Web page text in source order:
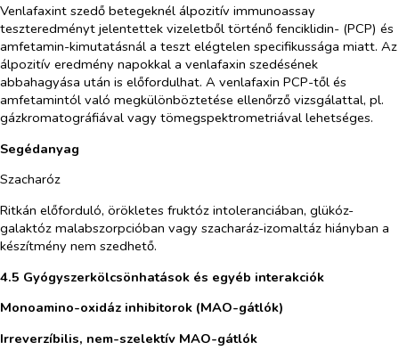
Venlafaxint szedő betegeknél álpozitív immunoassay
teszteredményt jelentettek vizeletből történő fenciklidin- (PCP) és
amfetamin-kimutatásnál a teszt elégtelen specifikussága miatt. Az
álpozitív eredmény napokkal a venlafaxin szedésének
abbahagyása után is előfordulhat. A venlafaxin PCP-től és
amfetamintól való megkülönböztetése ellenőrző vizsgálattal, pl.
gázkromatográfiával vagy tömegspektrometriával lehetséges.
Segédanyag
Szacharóz
Ritkán előforduló, örökletes fruktóz intoleranciában, glükóz-
galaktóz malabszorpcióban vagy szacharáz-izomaltáz hiányban a
készítmény nem szedhető.
4.5 Gyógyszerkölcsönhatások és egyéb interakciók
Monoamino-oxidáz inhibitorok (MAO-gátlók)
Irreverzíbilis, nem-szelektív MAO-gátlók